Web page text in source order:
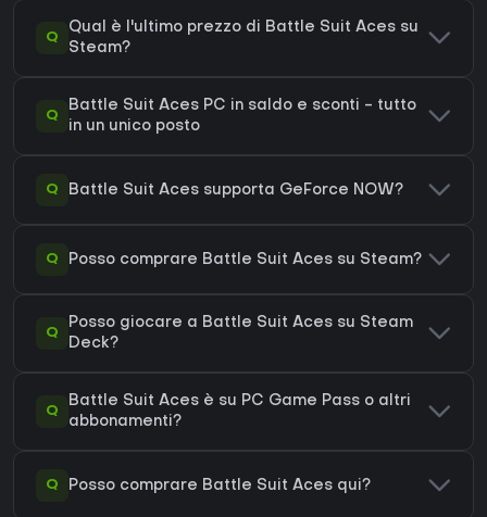
Q
Qual è l'ultimo prezzo di Battle Suit Aces su
Steam?
Q
Battle Suit Aces PC in saldo e sconti - tutto
in un unico posto
Q Battle Suit Aces supporta GeForce NOW?
Q Posso comprare Battle Suit Aces su Steam?
Q
Posso giocare a Battle Suit Aces su Steam
Deck?
Q
Battle Suit Aces è su PC Game Pass o altri
abbonamenti?
Q Posso comprare Battle Suit Aces qui?